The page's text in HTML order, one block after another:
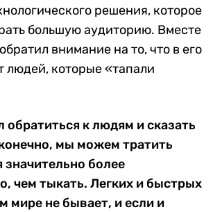
решения, которое
большую аудиторию. Вместе
внимание на то, что в его
людей, которые «тапали
обратиться к людям и сказать
мы можем тратить
более
чем тыкать. Легких и быстрых
мире не бывает, и если и